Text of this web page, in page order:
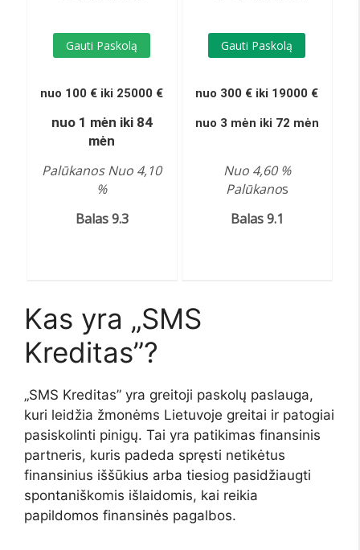
Gauti Paskolą
nuo 100 € iki 25000 €
nuo 1 mėn iki 84
mėn
Palūkanos Nuo 4,10
%
Balas 9.3
Gauti Paskolą
nuo 300 € iki 19000 €
nuo 3 mėn iki 72 mėn
Nuo 4,60 %
Palūkanos
Balas 9.1
Kas yra „SMS
Kreditas”?
„SMS Kreditas” yra greitoji paskolų paslauga,
kuri leidžia žmonėms Lietuvoje greitai ir patogiai
pasiskolinti pinigų. Tai yra patikimas finansinis
partneris, kuris padeda spręsti netikėtus
finansinius iššūkius arba tiesiog pasidžiaugti
spontaniškomis išlaidomis, kai reikia
papildomos finansinės pagalbos.